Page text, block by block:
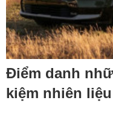
Điểm danh
kiệm nhiên